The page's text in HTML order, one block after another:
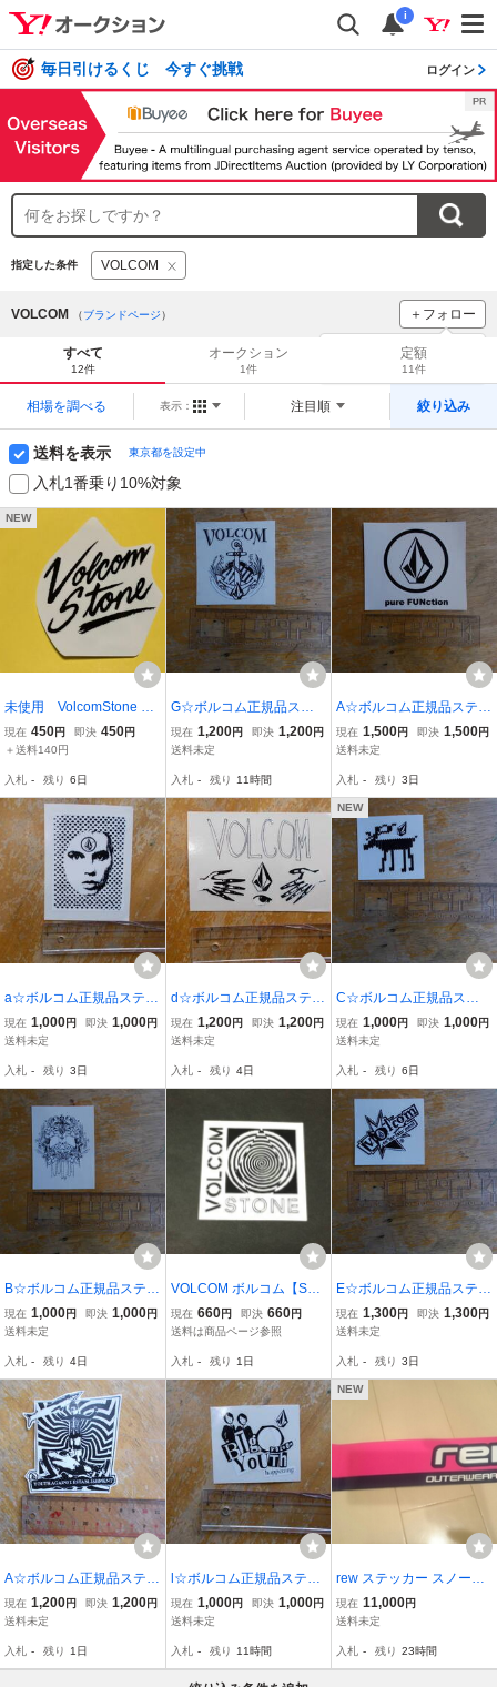
i
毎日引けるくじ 今すぐ挑戦 ログイン
指定した条件 VOLCOM
VOLCOM （ブランドページ） ＋フォロー
ブランドをフォロー
をチェック！
すべて
12件
オークション
1件
定額
11件
相場を調べる 表示： 注目順 絞り込み
送料を表示 東京都を設定中
入札1番乗り10%対象
NEW
未使用 VolcomStone ボ
ルコム ステッカー・シ
ール スノーボード ス
現在 450円 即決 450円
＋送料140円
入札 - 残り 6日
G☆ボルコム正規品ステ
ッカーです☆新品未使用
現在 1,200円 即決 1,200円
送料未定
入札 - 残り 11時間
A☆ボルコム正規品ステッ
カーです☆新品未使用
現在 1,500円 即決 1,500円
送料未定
入札 - 残り 3日
a☆ボルコム正規品ステッ
カーです☆新品未使用
現在 1,000円 即決 1,000円
送料未定
入札 - 残り 3日
d☆ボルコム正規品ステッ
カーです☆新品未使用
現在 1,200円 即決 1,200円
送料未定
入札 - 残り 4日
NEW
C☆ボルコム正規品ステ
ッカーです☆新品未使用
現在 1,000円 即決 1,000円
送料未定
入札 - 残り 6日
B☆ボルコム正規品ステッ
カーです☆新品未使用
現在 1,000円 即決 1,000円
送料未定
入札 - 残り 4日
VOLCOM ボルコム【STO
NE STICKER】 白/黒 6cm
新品正規 ステッカー(郵便
現在 660円 即決 660円
送料は商品ページ参照
入札 - 残り 1日
E☆ボルコム正規品ステッ
カーです☆新品未使用
現在 1,300円 即決 1,300円
送料未定
入札 - 残り 3日
A☆ボルコム正規品ステッ
カーです☆新品未使用 ☆
新品
現在 1,200円 即決 1,200円
送料未定
入札 - 残り 1日
l☆ボルコム正規品ステッ
カーです☆新品未使用
現在 1,000円 即決 1,000円
送料未定
入札 - 残り 11時間
NEW
rew ステッカー スノーボ
ード 限定 大 入手困難 レ
ア 希少
現在 11,000円
送料未定
入札 - 残り 23時間